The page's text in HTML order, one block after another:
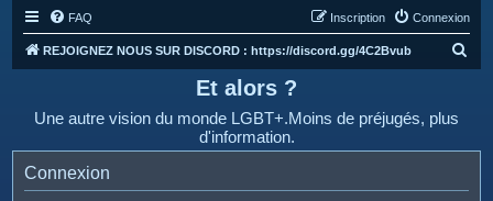
FAQ Connexion
Inscription
REJOIGNEZ NOUS SUR DISCORD : https://discord.gg/4C2Bvub
e
Et alors ?
Une autre vision du monde LGBT+.Moins de préjugés, plus
d'information.
Connexion